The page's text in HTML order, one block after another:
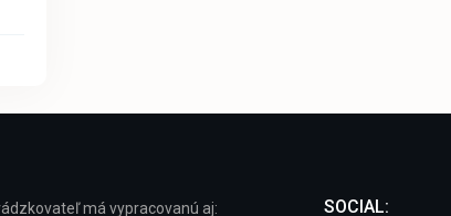
má vypracovanú aj: SOCIAL: